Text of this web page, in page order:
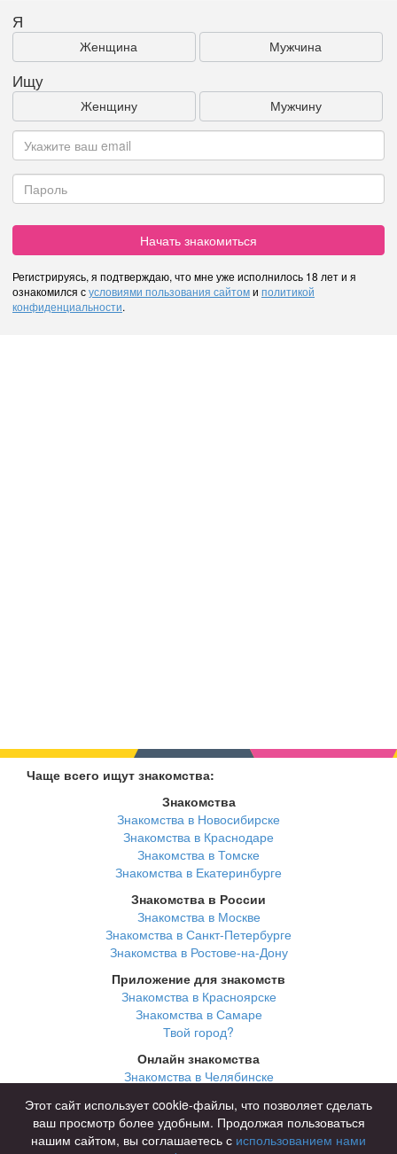
Я
Женщина Мужчина
Ищу
Женщину Мужчину
Начать знакомиться
Регистрируясь, я подтверждаю, что мне уже исполнилось 18 лет и я
ознакомился сусловиями пользования сайтоми политикой
конфиденциальности.
Чаще всего ищут знакомства:
Знакомства
Знакомства в Новосибирске
Знакомства в Краснодаре
Знакомства в Томске
Знакомства в Екатеринбурге
Знакомства в России
Знакомства в Москве
Знакомства в Санкт-Петербурге
Знакомства в Ростове-на-Дону
Приложение для знакомств
Знакомства в Красноярске
Знакомства в Самаре
Твой город?
Онлайн знакомства
Знакомства в Челябинске
Знакомства в Нижнем Новгороде
Этот сайт использует cookie-файлы, что позволяет сделать
ваш просмотр более удобным. Продолжая пользоваться
нашим сайтом, вы соглашаетесь с использованием нами